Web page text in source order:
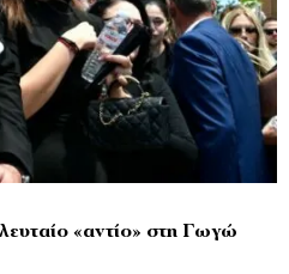
«αντίο» στη Γωγώ